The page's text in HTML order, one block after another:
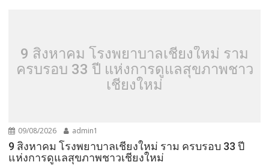
9 สิงหาคม โรงพยาบาลเชียงใหม่ ราม
ครบรอบ 33 ปี แห่งการดูแลสุขภาพชาว
เชียงใหม่
09/08/2026 admin1
9 สิงหาคม โรงพยาบาลเชียงใหม่ ราม ครบรอบ 33 ปี
แห่งการดูแลสุขภาพชาวเชียงใหม่